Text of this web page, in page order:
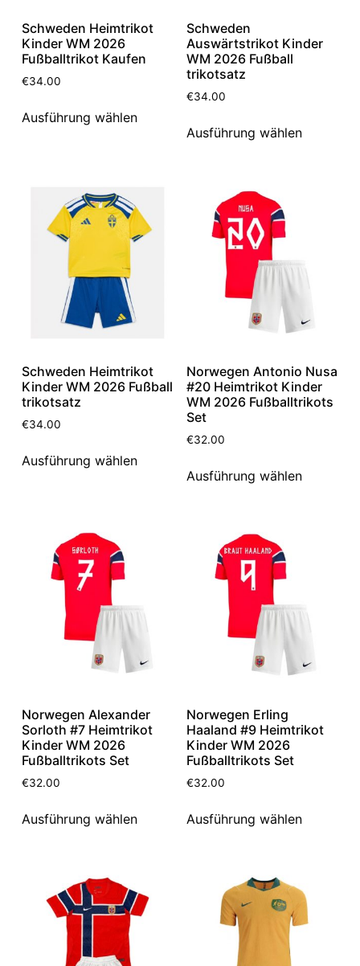
Schweden Heimtrikot
Kinder WM 2026
Fußballtrikot Kaufen
€34.00
Ausführung wählen
Schweden
Auswärtstrikot Kinder
WM 2026 Fußball
trikotsatz
€34.00
Ausführung wählen
Schweden Heimtrikot
Kinder WM 2026 Fußball
trikotsatz
€34.00
Ausführung wählen
Norwegen Antonio Nusa
#20 Heimtrikot Kinder
WM 2026 Fußballtrikots
Set
€32.00
Ausführung wählen
Norwegen Alexander
Sorloth #7 Heimtrikot
Kinder WM 2026
Fußballtrikots Set
€32.00
Ausführung wählen
Norwegen Erling
Haaland #9 Heimtrikot
Kinder WM 2026
Fußballtrikots Set
€32.00
Ausführung wählen